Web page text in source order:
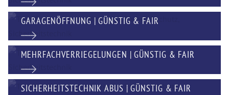
GARAGENÖFFNUNG | GÜNSTIG & FAIR
MEHRFACHVERRIEGELUNGEN | GÜNSTIG & FAIR
SICHERHEITSTECHNIK ABUS | GÜNSTIG & FAIR